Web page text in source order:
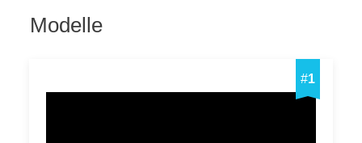
Modelle
#1